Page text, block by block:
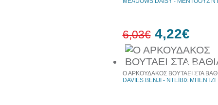
30%
έκπτωση
web
6,03€ 4,22€
Ο ΑΡΚΟΥΔΑΚΟΣ ΒΟΥΤΑΕΙ ΣΤΑ
DAVIES BENJI - ΝΤΕΪΒΙΣ ΜΠΕΝΤΖΙ